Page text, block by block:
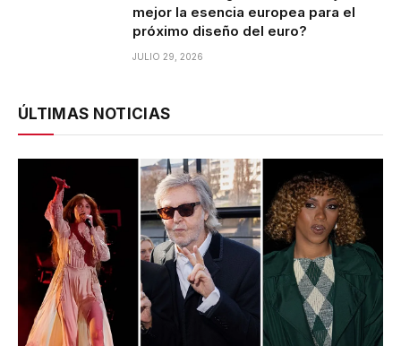
mejor la esencia europea para el
próximo diseño del euro?
JULIO 29, 2026
ÚLTIMAS NOTICIAS